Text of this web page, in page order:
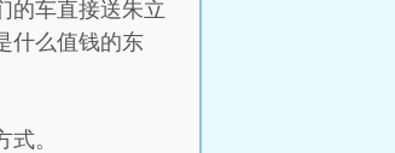
的车直接送朱立
什么值钱的东
。